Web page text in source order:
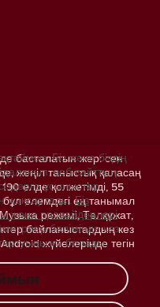
басталатын жер: сен
жеңіл таныстық қаласаң
елде қолжетімді, 55
әлемдегі ең танымал
режимі, Төлқұжат,
байланыстардың кез
жүйелерінде тегін
Біз және біздің
веб-сайттың
ұсыныстар
жақсартады. Біз
және провайдерлері
бөлімінде кез
болады.